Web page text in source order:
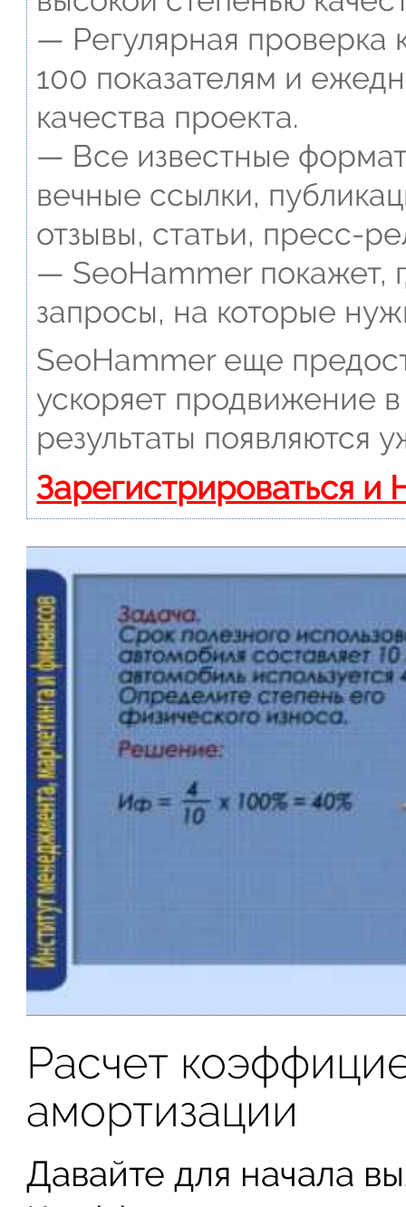
— Регулярная проверка
100 показателям и
качества проекта.
— Все известные
вечные ссылки,
отзывы, статьи, пресс-
— SeoHammer покажет,
запросы, на которые
SeoHammer еще
ускоряет продвижение
результаты появляются
Зарегистрироваться и
Расчет
амортизации
Давайте для начала